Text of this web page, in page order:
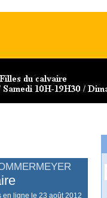
en ligne le 23 août 2012